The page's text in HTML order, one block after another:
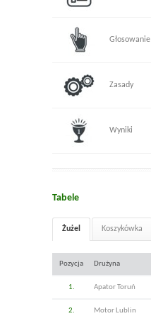
Głosowanie
Zasady
Wyniki
Tabele
Żużel Koszykówka
Pozycja Drużyna
1. Apator Toruń
2. Motor Lublin